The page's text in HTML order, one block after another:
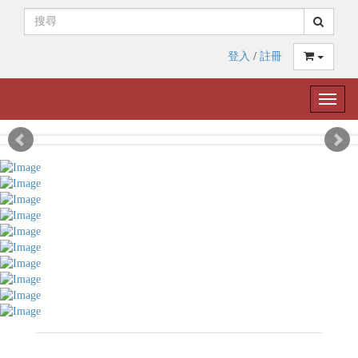
登入 / 註冊
Toggle